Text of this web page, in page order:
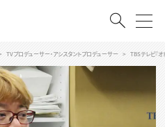
会員登録
TVプロデューサー・アシスタントプロデューサー TBSテレビ『